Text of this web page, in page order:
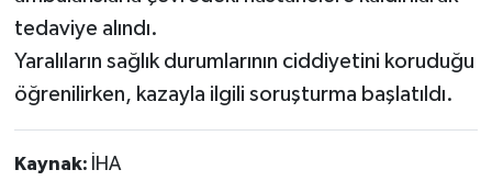
tedaviye alındı.
Yaralıların sağlık durumlarının ciddiyetini koruduğu
öğrenilirken, kazayla ilgili soruşturma başlatıldı.
Kaynak: İHA